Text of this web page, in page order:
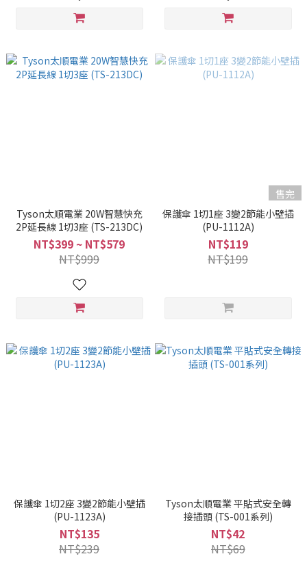
Tyson太順電業 20W智慧快充
2P延長線 1切3座 (TS-213DC)
NT$399 ~ NT$579
NT$999
售完
保護傘 1切1座 3變2節能小壁插
(PU-1112A)
NT$119
NT$199
保護傘 1切2座 3變2節能小壁插
(PU-1123A)
NT$135
NT$239
Tyson太順電業 平貼式安全轉
接插頭 (TS-001系列)
NT$42
NT$69